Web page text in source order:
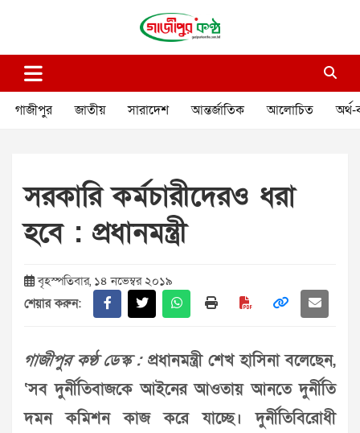
গাজীপুর কণ্ঠ
গাজীপুর জাতীয় সারাদেশ আন্তর্জাতিক আলোচিত অর্থ-
সরকারি কর্মচারীদেরও ধরা
হবে : প্রধানমন্ত্রী
বৃহস্পতিবার, ১৪ নভেম্বর ২০১৯
শেয়ার করুন:
গাজীপুর কণ্ঠ ডেস্ক :প্রধানমন্ত্রী শেখ হাসিনা বলেছেন,
‘সব দুর্নীতিবাজকে আইনের আওতায় আনতে দুর্নীতি
দমন কমিশন কাজ করে যাচ্ছে। দুর্নীতিবিরোধী